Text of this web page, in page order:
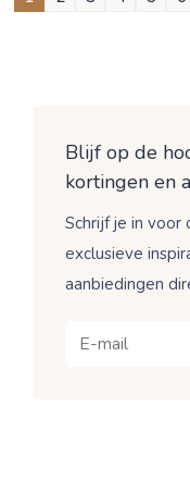
Blijf op de
kortingen en
Schrijf je in voor
exclusieve
aanbiedingen